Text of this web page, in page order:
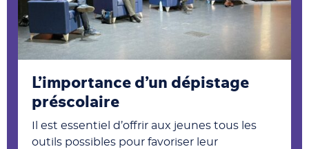
L’importance d’un dépistage
préscolaire
Il est essentiel d’offrir aux jeunes tous les
outils possibles pour favoriser leur